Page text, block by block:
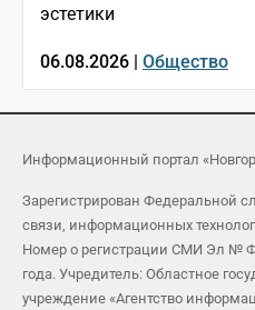
эстетики
06.08.2026 | Общество
Информационный портал
Зарегистрирован Федеральной
связи, информационных
Номер о регистрации СМИ Эл №
года. Учредитель: Областное
учреждение «Агентство